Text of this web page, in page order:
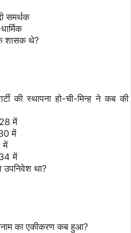
समर्थक
शासक थे?
की स्थापना हो-ची-मिन्ह ने कब की
में
में
में
में
उपनिवेश था?
का एकीकरण कब हुआ?